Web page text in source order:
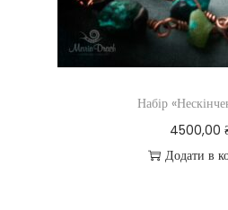
Набір
4500,00
Додати в